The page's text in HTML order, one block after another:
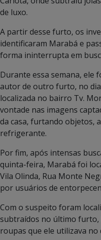
de luxo.
A partir desse furto, os
identificaram Marabá e
forma ininterrupta em
Durante essa semana, ele
autor de outro furto, no
localizada no bairro Tv.
vontade nas imagens
da casa, furtando objetos,
refrigerante.
Por fim, após intensas
quinta-feira, Marabá foi
Vila Olinda, Rua Monte
por usuários de
Com o suspeito foram
subtraídos no último furto,
roupas que ele utilizava no